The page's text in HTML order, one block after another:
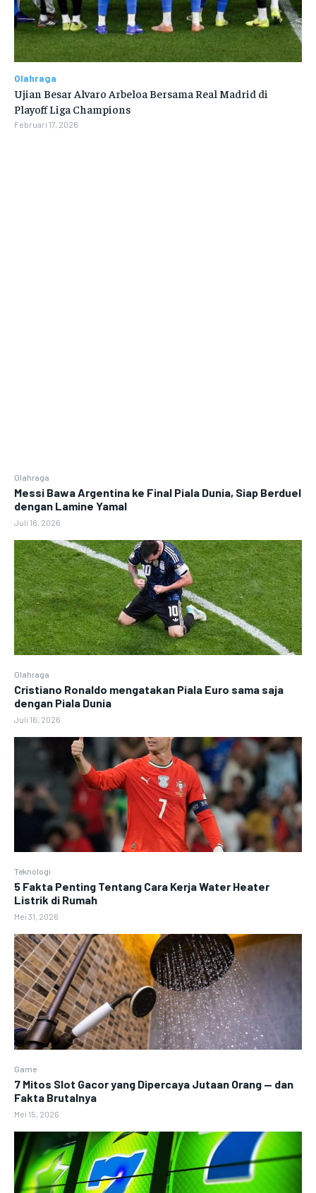
Olahraga
Messi Bawa Argentina ke Final Piala Dunia, Siap Berduel
dengan Lamine Yamal
Juli 16, 2026
Olahraga
Cristiano Ronaldo mengatakan Piala Euro sama saja
dengan Piala Dunia
Juli 16, 2026
Teknologi
5 Fakta Penting Tentang Cara Kerja Water Heater
Listrik di Rumah
Mei 31, 2026
Game
7 Mitos Slot Gacor yang Dipercaya Jutaan Orang — dan
Fakta Brutalnya
Mei 15, 2026
Olahraga
Ujian Besar Alvaro Arbeloa Bersama Real Madrid di
Playoff Liga Champions
Februari 17, 2026